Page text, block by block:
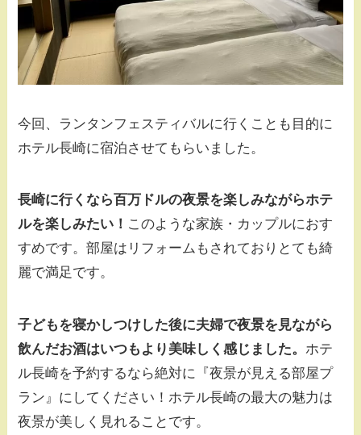
今回、ランタンフェスティバルに行くことも目的に
ホテル長崎に宿泊させてもらいました。
長崎に行くなら百万ドルの夜景を楽しみながらホテ
ルを楽しみたい！ このような家族・カップルにおす
すめです。部屋はリフォームもされておりとても綺
麗で満足です。
子どもを寝かしつけした後に夫婦で夜景を見ながら
飲んだお酒はいつもより美味しく感じました。 ホテ
ル長崎を予約するなら絶対に『夜景が見える部屋プ
ラン』にしてください！ホテル長崎の最大の魅力は
夜景が美しく見れることです。